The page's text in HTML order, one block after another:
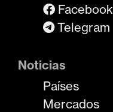
Facebook
Telegram
Noticias
Países
Mercados